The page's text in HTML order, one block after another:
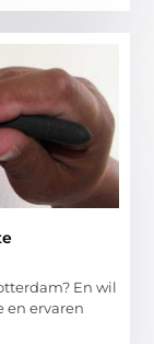
En wil
en ervaren